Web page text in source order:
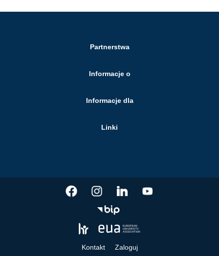
Partnerstwa
Informacje o
Informacje dla
Linki
Kontakt Zaloguj